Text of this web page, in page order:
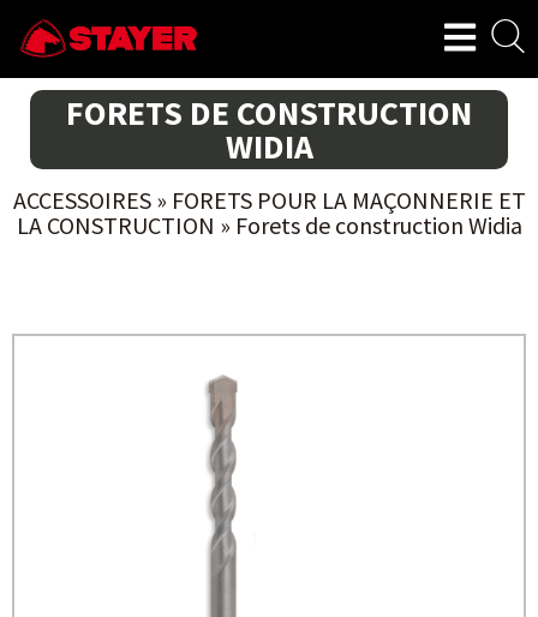
FORETS DE CONSTRUCTION
WIDIA
ACCESSOIRES» FORETS POUR LA MAÇONNERIE ET
LA CONSTRUCTION » Forets de construction Widia